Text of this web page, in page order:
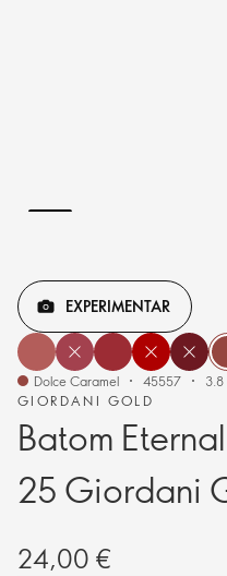
GIORDANI GOLD
Batom
25 Giordani
EXPERIMENTAR
Dolce Caramel 45557 3.8
24,00 €